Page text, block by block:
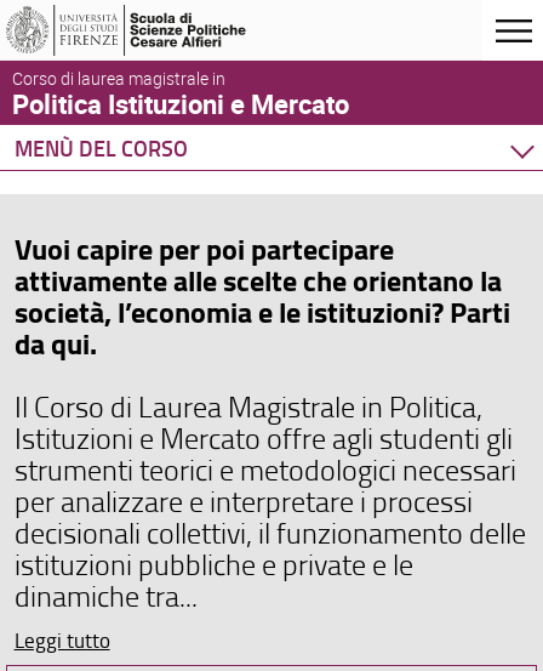
Corso di laurea magistrale in
Politica Istituzioni e Mercato
MENÙ DEL CORSO
Home
Didattica
Opportunità e supporto
Vuoi capire per poi partecipare
attivamente alle scelte che orientano la
società, l’economia e le istituzioni? Parti
da qui.
Il Corso di Laurea Magistrale in Politica,
Istituzioni e Mercato offre agli studenti gli
strumenti teorici e metodologici necessari
per analizzare e interpretare i processi
decisionali collettivi, il funzionamento delle
istituzioni pubbliche e private e le
dinamiche tra...
Leggi tutto